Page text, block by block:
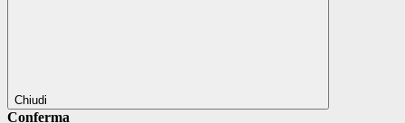
Chiudi
Conferma